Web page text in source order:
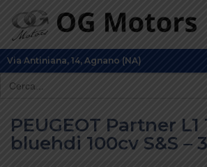
Via Antiniana, 14, Agnano (NA)
PEUGEOT Partner L1
bluehdi 100cv S&S –